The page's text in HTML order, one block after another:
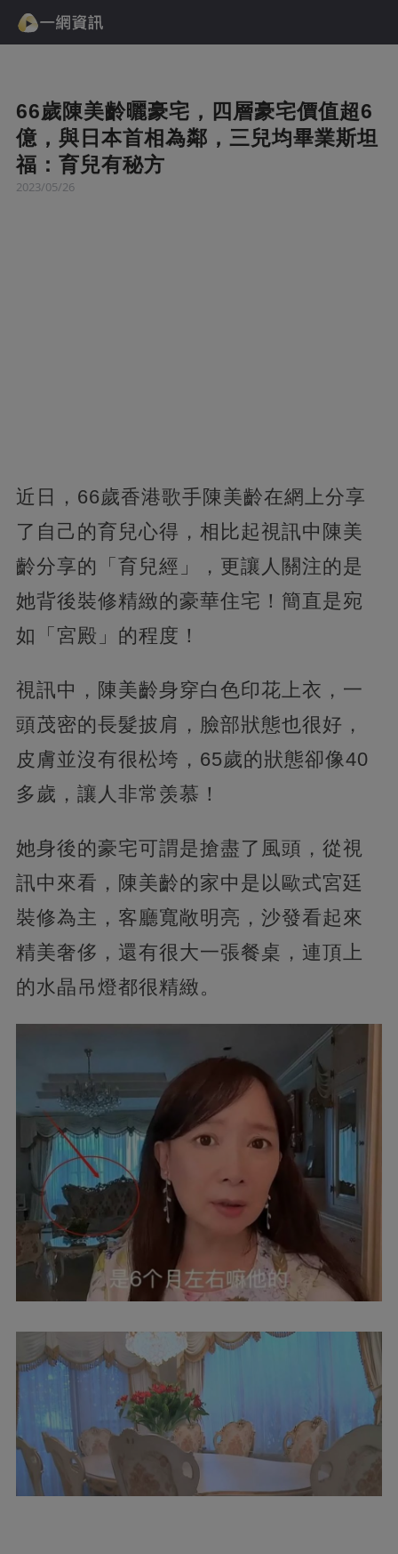
66歲陳美齡曬豪宅，四層豪宅價值超6
億，與日本首相為鄰，三兒均畢業斯坦
福：育兒有秘方
2023/05/26
近日，66歲香港歌手陳美齡在網上分享
了自己的育兒心得，相比起視訊中陳美
齡分享的「育兒經」，更讓人關注的是
她背後裝修精緻的豪華住宅！簡直是宛
如「宮殿」的程度！
視訊中，陳美齡身穿白色印花上衣，一
頭茂密的長髮披肩，臉部狀態也很好，
皮膚並沒有很松垮，65歲的狀態卻像40
多歲，讓人非常羡慕！
她身後的豪宅可謂是搶盡了風頭，從視
訊中來看，陳美齡的家中是以歐式宮廷
裝修為主，客廳寬敞明亮，沙發看起來
精美奢侈，還有很大一張餐桌，連頂上
的水晶吊燈都很精緻。